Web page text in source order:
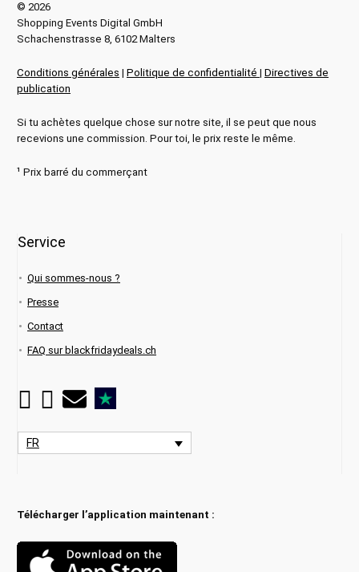
© 2026
Shopping Events Digital GmbH
Schachenstrasse 8, 6102 Malters
Conditions générales | Politique de confidentialité | Directives de
publication
Si tu achètes quelque chose sur notre site, il se peut que nous
recevions une commission. Pour toi, le prix reste le même.
¹ Prix barré du commerçant
Service
Qui sommes-nous ?
Presse
Contact
FAQ sur blackfridaydeals.ch
FR
Télécharger l’application maintenant :